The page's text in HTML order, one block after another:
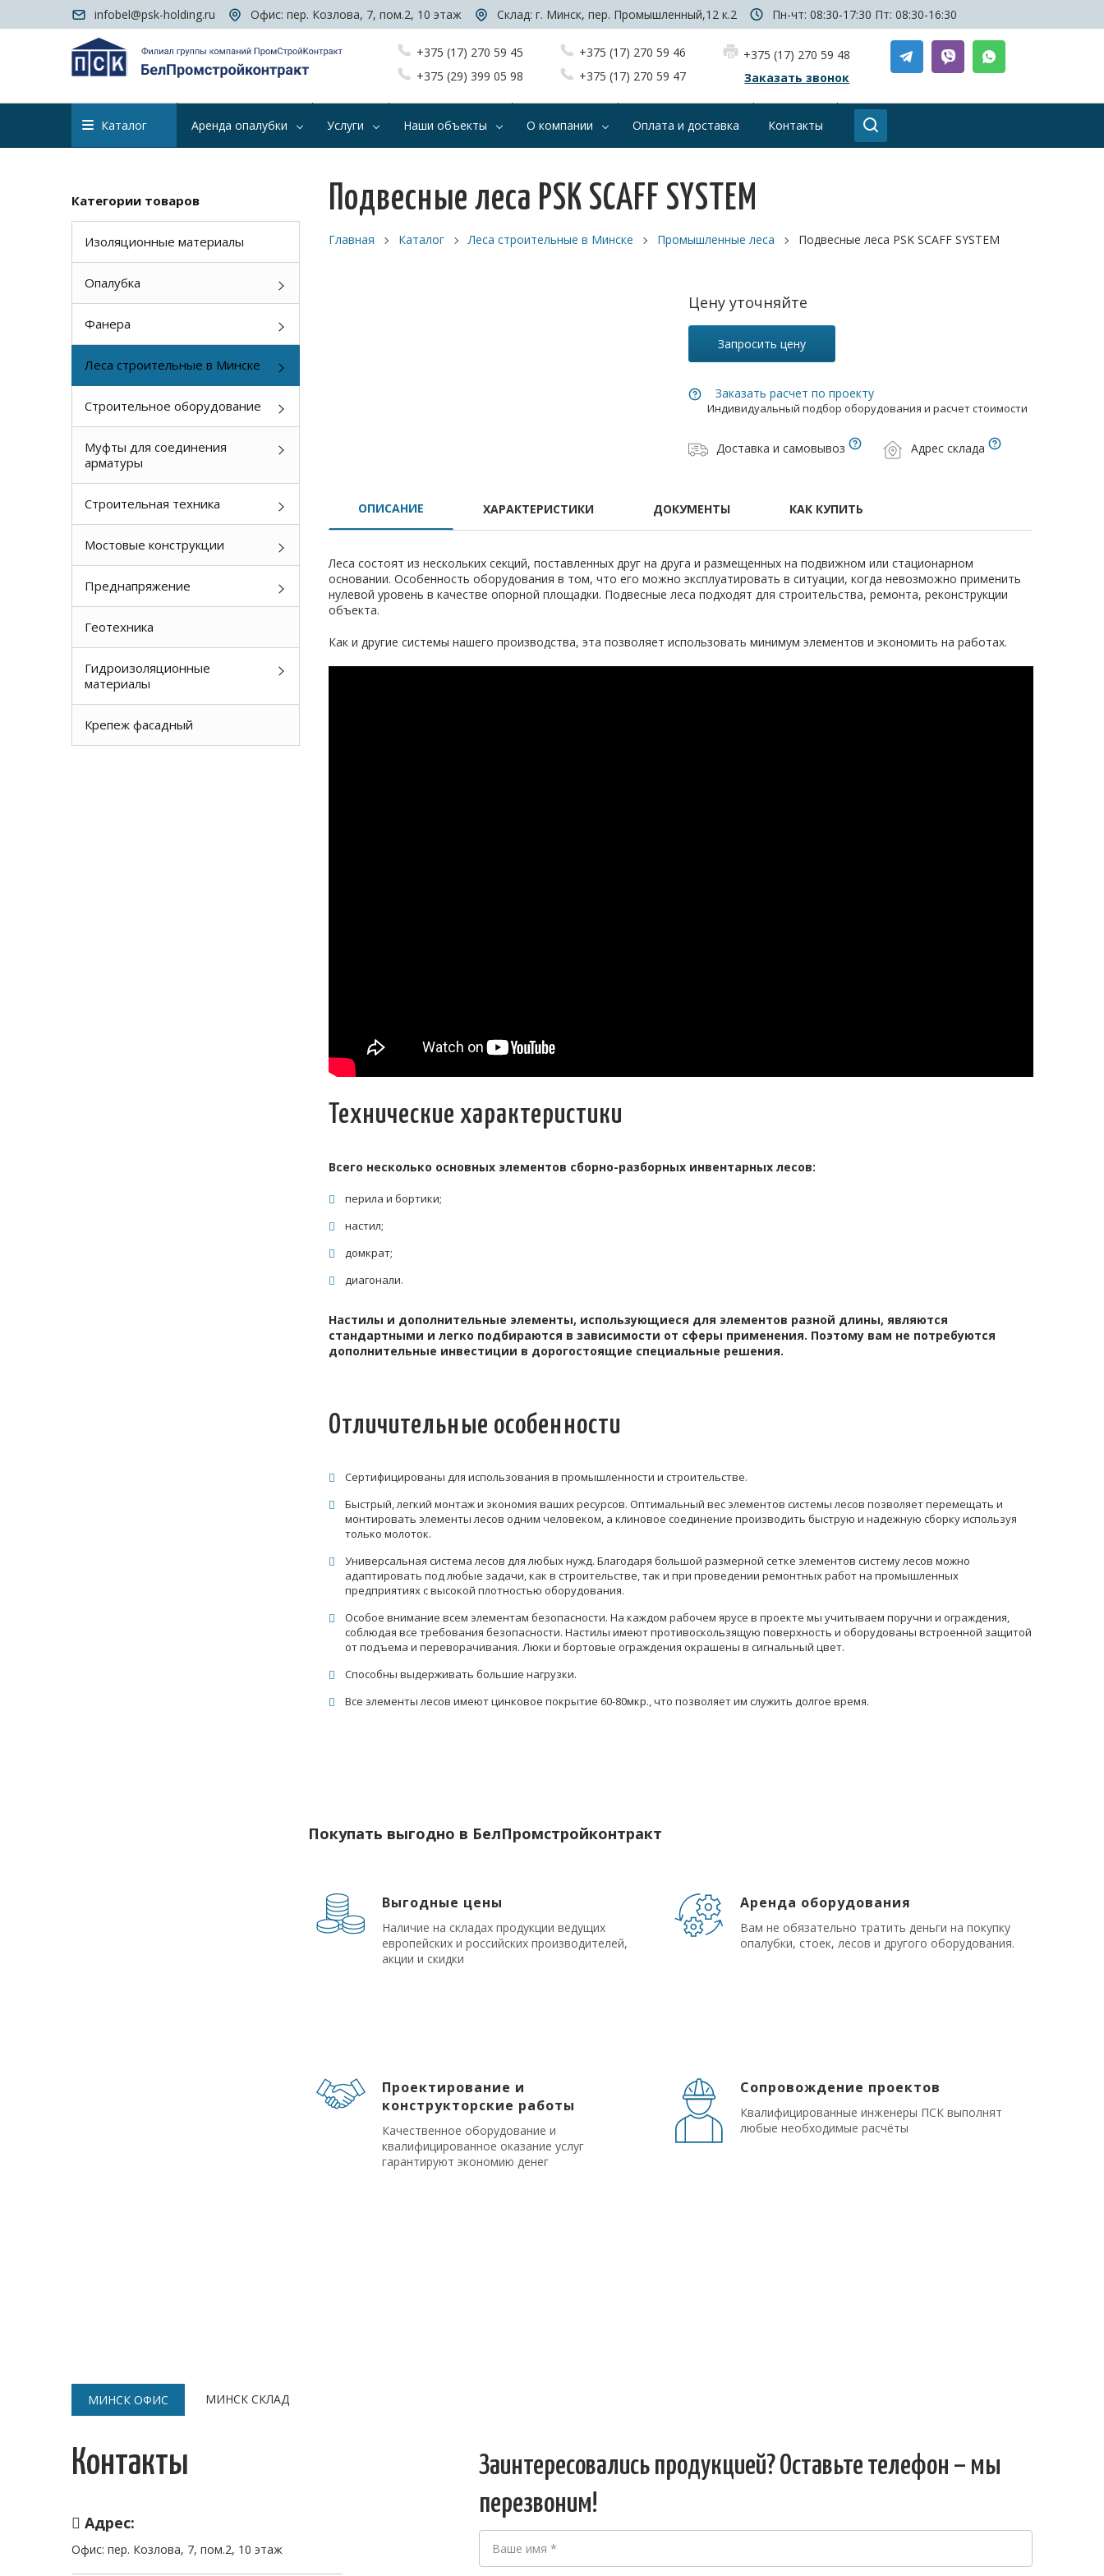
infobel@psk-holding.ru Офис: пер. Козлова, 7, пом.2, 10 этаж Склад: г. Минск, пер. Промышленный,12 к.2 Пн-чт: 08:30-17:30 Пт: 08:30-16:30
+375 (17) 270 59 45
+375 (29) 399 05 98
+375 (17) 270 59 46
+375 (17) 270 59 47
+375 (17) 270 59 48
Заказать звонок
Каталог Аренда опалубки Услуги Наши объекты О компании Оплата и доставка Контакты
Подвесные леса PSK SCAFF SYSTEM
Главная Каталог Леса строительные в Минске Промышленные леса Подвесные леса PSK SCAFF SYSTEM
Цену уточняйте
Запросить цену
Заказать расчет по проекту
Индивидуальный подбор оборудования и расчет стоимости
Доставка и самовывоз Адрес склада
ОПИСАНИЕ ХАРАКТЕРИСТИКИ ДОКУМЕНТЫ КАК КУПИТЬ
Леса состоят из нескольких секций, поставленных друг на друга и размещенных на подвижном или стационарном
основании. Особенность оборудования в том, что его можно эксплуатировать в ситуации, когда невозможно применить
нулевой уровень в качестве опорной площадки. Подвесные леса подходят для строительства, ремонта, реконструкции
объекта.
Как и другие системы нашего производства, эта позволяет использовать минимум элементов и экономить на работах.
Технические характеристики
Всего несколько основных элементов сборно-разборных инвентарных лесов:
перила и бортики;
настил;
домкрат;
диагонали.
Настилы и дополнительные элементы, использующиеся для элементов разной длины, являются
стандартными и легко подбираются в зависимости от сферы применения. Поэтому вам не потребуются
дополнительные инвестиции в дорогостоящие специальные решения.
Отличительные особенности
Сертифицированы для использования в промышленности и строительстве.
Быстрый, легкий монтаж и экономия ваших ресурсов. Оптимальный вес элементов системы лесов позволяет перемещать и
монтировать элементы лесов одним человеком, а клиновое соединение производить быструю и надежную сборку используя
только молоток.
Универсальная система лесов для любых нужд. Благодаря большой размерной сетке элементов систему лесов можно
адаптировать под любые задачи, как в строительстве, так и при проведении ремонтных работ на промышленных
предприятиях с высокой плотностью оборудования.
Особое внимание всем элементам безопасности. На каждом рабочем ярусе в проекте мы учитываем поручни и ограждения,
соблюдая все требования безопасности. Настилы имеют противоскользящую поверхность и оборудованы встроенной защитой
от подъема и переворачивания. Люки и бортовые ограждения окрашены в сигнальный цвет.
Способны выдерживать большие нагрузки.
Все элементы лесов имеют цинковое покрытие 60-80мкр., что позволяет им служить долгое время.
Покупать выгодно в БелПромстройконтракт
Выгодные цены
Наличие на складах продукции ведущих
европейских и российских производителей,
акции и скидки
Аренда оборудования
Вам не обязательно тратить деньги на покупку
опалубки, стоек, лесов и другого оборудования.
Проектирование и
конструкторские работы
Качественное оборудование и
квалифицированное оказание услуг
гарантируют экономию денег
Сопровождение проектов
Квалифицированные инженеры ПСК выполнят
любые необходимые расчёты
Категории товаров
Изоляционные материалы
Опалубка
Фанера
Леса строительные в Минске
Строительное оборудование
Муфты для соединения
арматуры
Строительная техника
Мостовые конструкции
Преднапряжение
Геотехника
Гидроизоляционные
материалы
Крепеж фасадный
МИНСК ОФИС МИНСК СКЛАД
Контакты
Адрес:
Офис: пер. Козлова, 7, пом.2, 10 этаж
Заинтересовались продукцией? Оставьте телефон – мы
перезвоним!